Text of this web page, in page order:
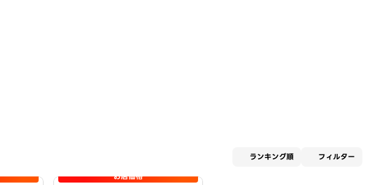
ランキング順 フィルター
お店価格